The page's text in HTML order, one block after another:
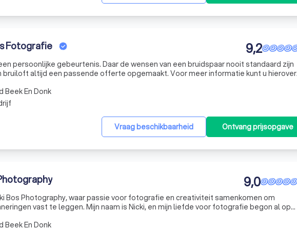
Fotografie 9,2
persoonlijke gebeurtenis. Daar de wensen van een bruidspaar nooit standaard zijn
bruiloft altijd een passende offerte opgemaakt. Voor meer informatie kunt u hierover
Vraag beschikbaarheid Ontvang prijsopgave
Beek En Donk
9,0
Bos Photography, waar passie voor fotografie en creativiteit samenkomen om
vast te leggen. Mijn naam is Nicki, en mijn liefde voor fotografie begon al op
Beek En Donk